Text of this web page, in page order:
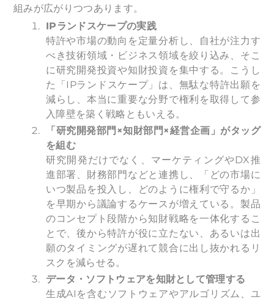
組みが広がりつつあります。
IPランドスケープの実践
特許や市場の動向を定量分析し、自社が注力す
べき技術領域・ビジネス領域を絞り込み、そこ
に研究開発投資や知財投資を集中する。こうし
た「IPランドスケープ」は、無駄な特許出願を
減らし、本当に重要な分野で権利を取得して参
入障壁を築く戦略ともいえる。
「研究開発部門×知財部門×経営企画」がタッグ
を組む
研究開発だけでなく、マーケティングやDX推
進部署、財務部門などと連携し、「どの市場に
いつ製品を投入し、どのように権利で守るか」
を早期から議論するケースが増えている。製品
のコンセプト段階から知財戦略を一体化するこ
とで、後から特許が役に立たない、あるいは出
願のタイミングが遅れて競合に出し抜かれるリ
スクを減らせる。
データ・ソフトウェアを知財として管理する
生成AIを含むソフトウェアやアルゴリズム、ユ